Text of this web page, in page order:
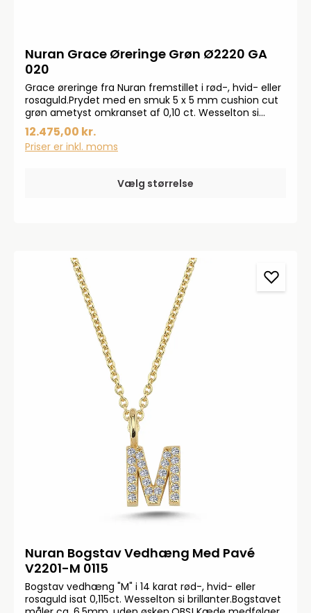
Nuran Grace Øreringe Grøn Ø2220 GA
020
Grace øreringe fra Nuran fremstillet i rød-, hvid- eller
rosaguld.Prydet med en smuk 5 x 5 mm cushion cut
grøn ametyst omkranset af 0,10 ct. Wesselton si
brillanter. Smykkerne produceres på bestilling, forvent
derfor en leveringstid på op til 14 dageHar du
specielle ønsker, kontakt da gerne kundeservice på
12.475,00 kr.
Priser er inkl. moms
Vælg størrelse
Nuran Bogstav Vedhæng Med Pavé
V2201-M 0115
Bogstav vedhæng "M" i 14 karat rød-, hvid- eller
rosaguld isat 0,115ct. Wesselton si brillanter.Bogstavet